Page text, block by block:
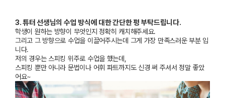
3.튜터 선생님의 수업 방식에 대한 간단한 평 부탁드립니다.
학생이 원하는 방향이 무엇인지 정확히 캐치해주세요.
그리고 그 방향으로 수업을 이끌어주시는데 그게 가장 만족스러운 부분 입
니다.
저의 경우는 스피킹 위주로 수업을 했는데
스피킹 뿐만 아니라 문법이나 어휘 파트까지도 신경 써 주셔서 정말 좋았
어요~